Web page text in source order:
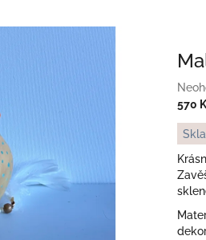
je
0,0
z
5
570
cena: